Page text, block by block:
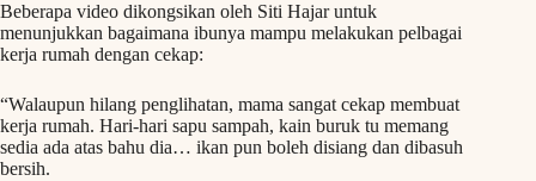
Beberapa video dikongsikan oleh Siti Hajar untuk
menunjukkan bagaimana ibunya mampu melakukan pelbagai
kerja rumah dengan cekap:
“Walaupun hilang penglihatan, mama sangat cekap membuat
kerja rumah. Hari-hari sapu sampah, kain buruk tu memang
sedia ada atas bahu dia… ikan pun boleh disiang dan dibasuh
bersih.